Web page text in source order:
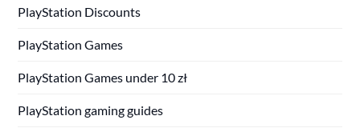
PlayStation Discounts
PlayStation Games
PlayStation Games under 10 zł
PlayStation gaming guides